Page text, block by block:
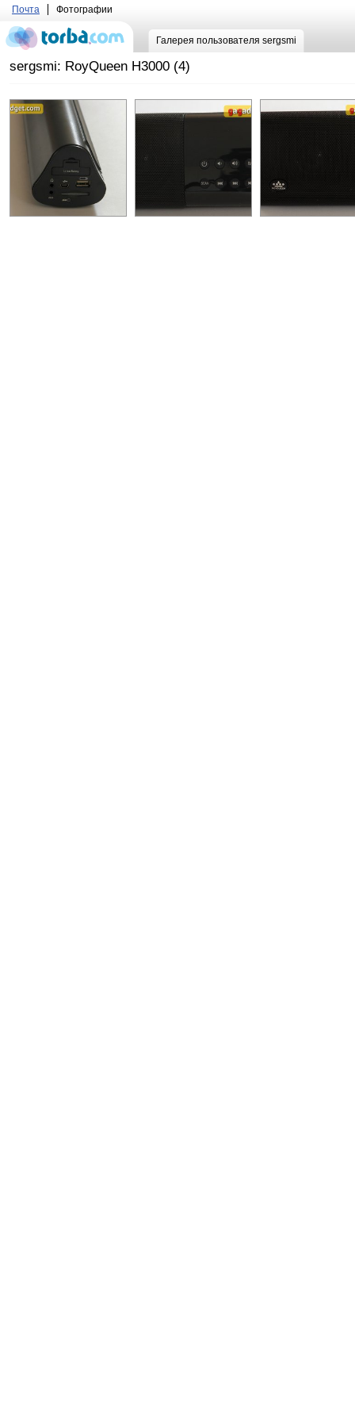
Почта Фотографии
Галерея пользователя sergsmi
sergsmi: RoyQueen Н3000 (4)